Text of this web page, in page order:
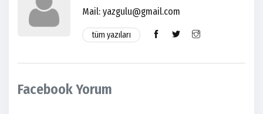
Mail: yazgulu@gmail.com
tüm yazıları
Facebook Yorum